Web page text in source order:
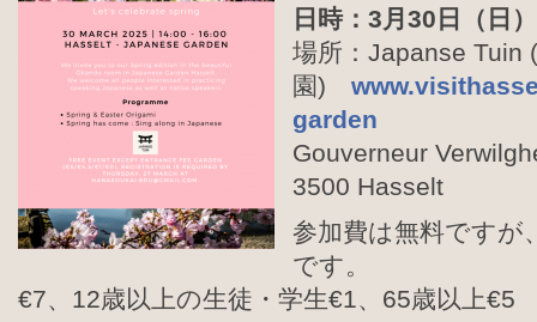
日時：3月30日（日
場所：Japanse Tuin
園)
garden
Gouverneur
3500 Hasselt
参加費は無料ですが
です。
€7、12歳以上の生徒・学生€1、65歳以上€5